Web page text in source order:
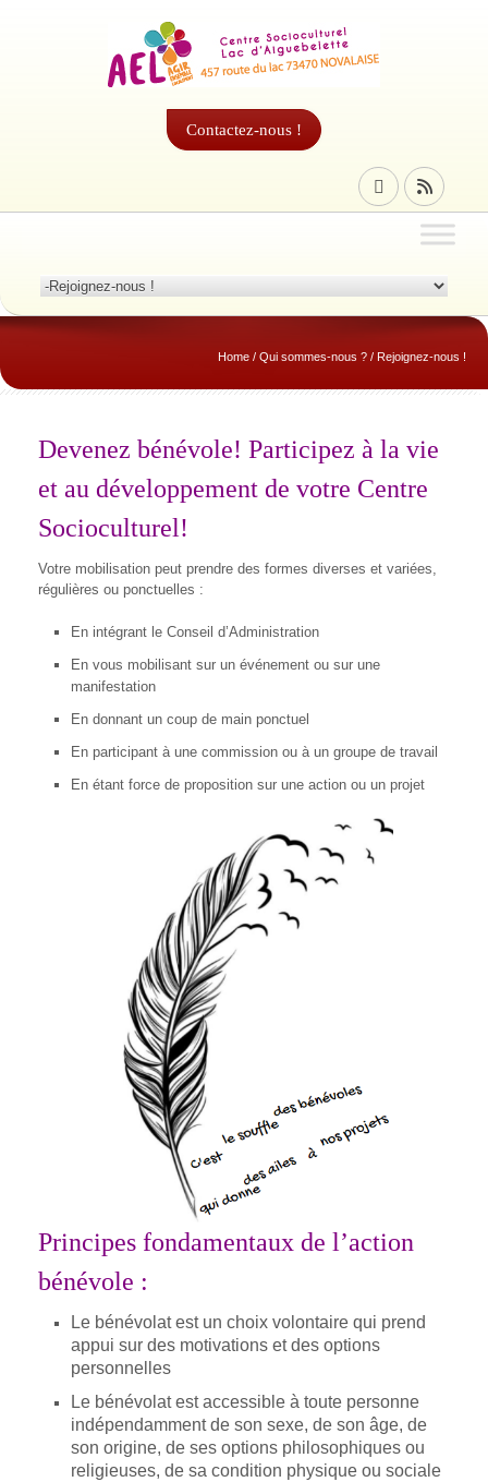
Contactez-nous !
Home / Qui sommes-nous ? / Rejoignez-nous !
Devenez bénévole! Participez à la vie
et au développement de votre Centre
Socioculturel!
Votre mobilisation peut prendre des formes diverses et variées,
régulières ou ponctuelles :
En intégrant le Conseil d’Administration
En vous mobilisant sur un événement ou sur une
manifestation
En donnant un coup de main ponctuel
En participant à une commission ou à un groupe de travail
En étant force de proposition sur une action ou un projet
Principes fondamentaux de l’action
bénévole :
Le bénévolat est un choix volontaire qui prend
appui sur des motivations et des options
personnelles
Le bénévolat est accessible à toute personne
indépendamment de son sexe, de son âge, de
son origine, de ses options philosophiques ou
religieuses, de sa condition physique ou sociale